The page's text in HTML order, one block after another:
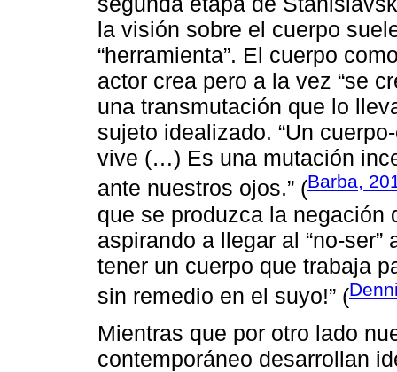
la visión sobre el cuerpo
“herramienta”. El cuerpo
actor crea pero a la vez “se
una transmutación que lo
sujeto idealizado. “Un
vive (…) Es una mutación
ante nuestros ojos.” (Barba,
que se produzca la
aspirando a llegar al “no-
tener un cuerpo que trabaja
sin remedio en el suyo!” (
Mientras que por otro lado
contemporáneo desarrollan